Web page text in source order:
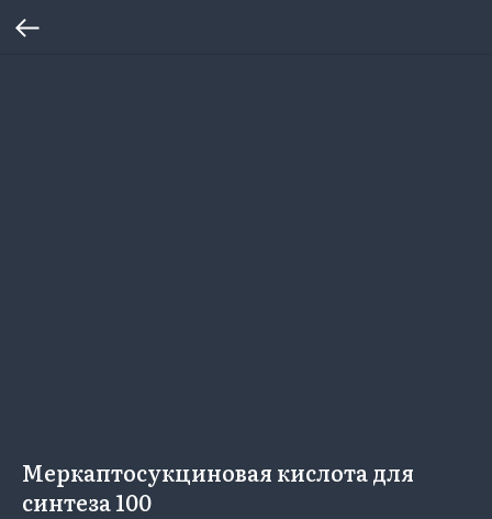
Меркаптосукциновая кислота для
синтеза 100